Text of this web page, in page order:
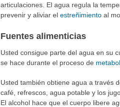
articulaciones. El agua regula la
prevenir y aliviar el estreñimientoal
Fuentes alimenticias
Usted consigue parte del agua en su
se hace durante el proceso de
Usted también obtiene agua a través
café, refrescos, agua potable y los
El alcohol hace que el cuerpo libere